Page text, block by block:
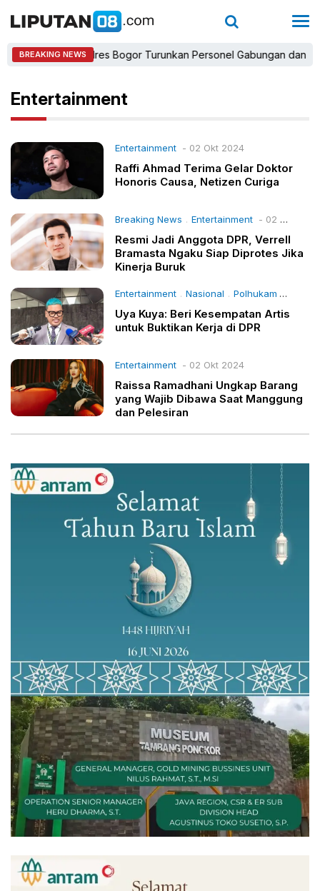
BREAKING NEWS
Kapolres Bogor Turunkan Personel Gabungan dan
Entertainment
Entertainment - 02 Okt 2024
Raffi Ahmad Terima Gelar Doktor
Honoris Causa, Netizen Curiga
Breaking News . Entertainment - 02 Okt 2024
Resmi Jadi Anggota DPR, Verrell
Bramasta Ngaku Siap Diprotes Jika
Kinerja Buruk
Entertainment . Nasional . Polhukam - 02
Uya Kuya: Beri Kesempatan Artis
untuk Buktikan Kerja di DPR
Entertainment - 02 Okt 2024
Raissa Ramadhani Ungkap Barang
yang Wajib Dibawa Saat Manggung
dan Pelesiran